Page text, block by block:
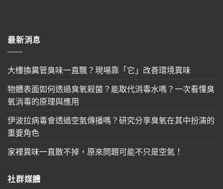
最新消息
大樓換糞管臭味一直飄？現場靠「它」改善環境異味
物體表面如何透過臭氧殺菌？能取代消毒水嗎？一次看懂臭
氧消毒的原理與應用
伊波拉病毒會透過空氣傳播嗎？研究分享臭氧在其中扮演的
重要角色
家裡異味一直散不掉，原來問題可能不只是空氣！
社群媒體